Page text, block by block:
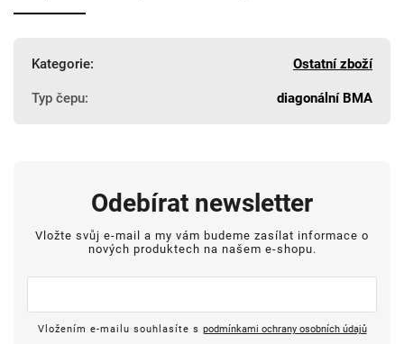
Kategorie: Ostatní zboží
Typ čepu: diagonální BMA
Odebírat newsletter
Vložte svůj e-mail a my vám budeme zasílat informace o
nových produktech na našem e-shopu.
Vložením e-mailu souhlasíte s podmínkami ochrany osobních údajů